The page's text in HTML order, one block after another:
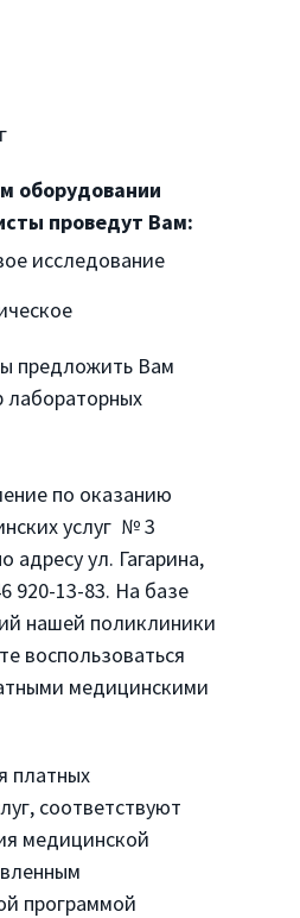
оборудовании
проведут Вам:
исследование
предложить Вам
лабораторных
по оказанию
услуг № 3
адресу ул. Гагарина,
920-13-83. На базе
нашей поликлиники
воспользоваться
медицинскими
платных
соответствуют
медицинской
программой